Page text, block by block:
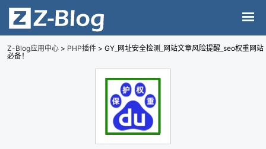
Z-Blog应用中心 > PHP插件 > GY_网址安全检测_网站文章风险提醒_seo权重网站
必备！